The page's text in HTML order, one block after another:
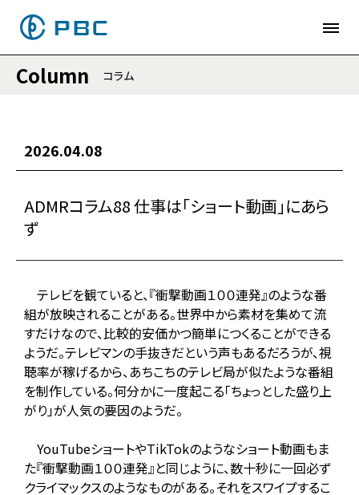
Column コラム
2026.04.08
ADMRコラム88 仕事は「ショート動画」にあら
ず
テレビを観ていると、『衝撃動画１００連発』のような番
組が放映されることがある。世界中から素材を集めて流
すだけなので、比較的安価かつ簡単につくることができる
ようだ。テレビマンの手抜きだという声もあるだろうが、視
聴率が稼げるから、あちこちのテレビ局が似たような番組
を制作している。何分かに一度起こる「ちょっとした盛り上
がり」が人気の要因のようだ。
YouTubeショートやTikTokのようなショート動画もま
た『衝撃動画１００連発』と同じように、数十秒に一回必ず
クライマックスのようなものがある。それをスワイプするこ